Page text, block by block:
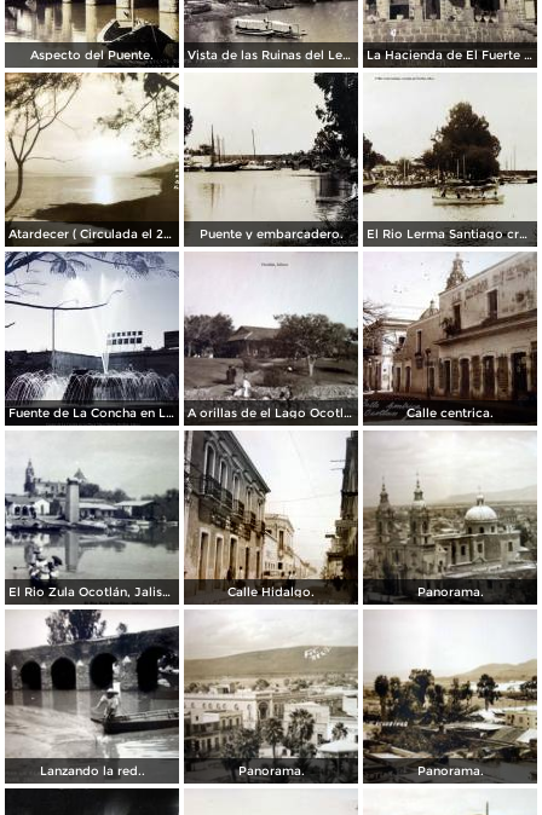
Aspecto del Puente. Vista de las Ruinas del Lermal La Hacienda de El Fuerte Ocotlán, Jalisco ( Circulada el 22 de Septiembre de 1924 ).
Atardecer ( Circulada el 23 de Diciembre de 1939 ). Puente y embarcadero. El Rio Lerma Santiago cruzando por Ocotlán, Jalisco ( Circulada el 22 de Septiembre de 1924 ).
Fuente de La Concha en La Plaza Ninos Heroes Ocotlán, Jalisco. A orillas de el Lago Ocotlán, Jalisco. Calle centrica.
El Rio Zula Ocotlán, Jalisco. Calle Hidalgo. Panorama.
Lanzando la red.. Panorama. Panorama.